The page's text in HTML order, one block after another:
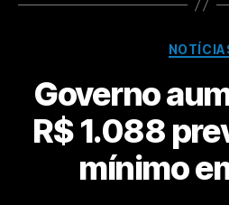
Governo
R$ 1.088
mínimo